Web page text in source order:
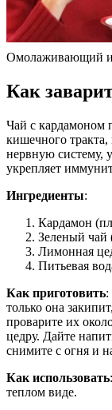
Омолаживающий и
Как
Чай с кардамоном
кишечного
нервную систему,
укрепляет
Ингредиенты:
Кардамон
Зеленый чай
Лимонная
Питьевая
Как приготовить:
только она
проварите их
цедру. Дайте
снимите с огня и
Как использовать
теплом виде.